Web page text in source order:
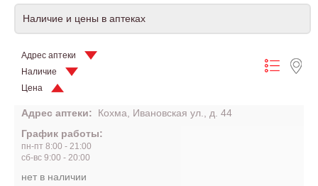
Наличие и цены в аптеках
Адрес аптеки
Наличие
Цена
Адрес аптеки:
Кохма, Ивановская ул., д. 44
График работы:
пн-пт 8:00 - 21:00
сб-вс 9:00 - 20:00
нет в наличии